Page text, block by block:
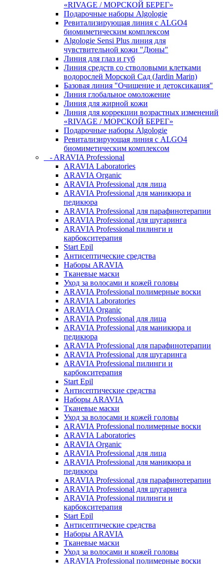
«RIVAGE / МОРСКОЙ БЕРЕГ»
Подарочные наборы Algologie
Ревитализирующая линия с ALGO4
биомиметическим комплексом
Algologie Sensi Plus линия для
чувcтвительной кожи "Дюны"
Линия для глаз и губ
Линия средств со стволовыми клетками
водорослей Морской Сад (Jardin Marin)
Базовая линия "Очищение и детоксикация"
Линия глобальное омоложение
Линия для жирной кожи
Линия для коррекции возрастных изменений
«RIVAGE / МОРСКОЙ БЕРЕГ»
Подарочные наборы Algologie
Ревитализирующая линия с ALGO4
биомиметическим комплексом
- ARAVIA Professional
ARAVIA Laboratories
ARAVIA Organic
ARAVIA Professional для лица
ARAVIA Professional для маникюра и
педикюра
ARAVIA Professional для парафинотерапии
ARAVIA Professional для шугаринга
ARAVIA Professional пилинги и
карбокситерапия
Start Epil
Антисептические средства
Наборы ARAVIA
Тканевые маски
Уход за волосами и кожей головы
ARAVIA Professional полимерные воски
ARAVIA Laboratories
ARAVIA Organic
ARAVIA Professional для лица
ARAVIA Professional для маникюра и
педикюра
ARAVIA Professional для парафинотерапии
ARAVIA Professional для шугаринга
ARAVIA Professional пилинги и
карбокситерапия
Start Epil
Антисептические средства
Наборы ARAVIA
Тканевые маски
Уход за волосами и кожей головы
ARAVIA Professional полимерные воски
ARAVIA Laboratories
ARAVIA Organic
ARAVIA Professional для лица
ARAVIA Professional для маникюра и
педикюра
ARAVIA Professional для парафинотерапии
ARAVIA Professional для шугаринга
ARAVIA Professional пилинги и
карбокситерапия
Start Epil
Антисептические средства
Наборы ARAVIA
Тканевые маски
Уход за волосами и кожей головы
ARAVIA Professional полимерные воски